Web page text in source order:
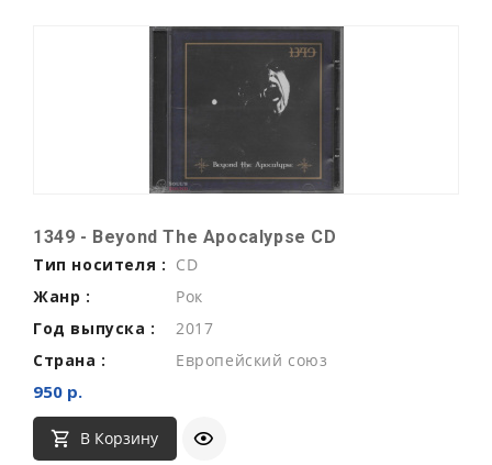
1349 - Beyond The Apocalypse CD
Тип носителя : CD
Жанр :
Рок
Год выпуска :
2017
Страна :
Европейский союз
950 р.
В Корзину